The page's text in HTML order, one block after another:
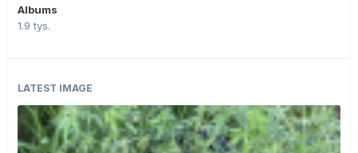
Albums
1.9 tys.
LATEST IMAGE